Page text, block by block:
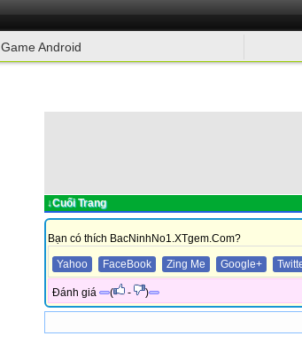
Game Android
↓Cuối Trang
Bạn có thích BacNinhNo1.XTgem.Com?
Yahoo FaceBook Zing Me Google+
Đánh giá ( - )